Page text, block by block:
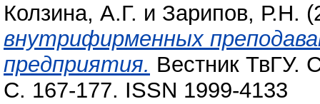
Колзина, А.Г. и Зарипов, Р.Н.
внутрифирменных
предприятия. Вестник ТвГУ.
С. 167-177. ISSN 1999-4133